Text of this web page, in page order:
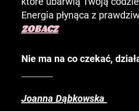
Energia płynąca z
ZOBACZ
Nie ma na co czekać,
Joanna Dąbkowska